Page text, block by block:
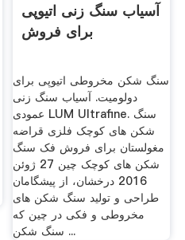
آسیاب سنگ زنی اتیوپی
برای فروش
سنگ شکن مخروطی اتیوپی برای
دولومیت. آسیاب سنگ زنی
عمودی LUM Ultrafine. سنگ
شکن های کوچک فلزی قراضه
مغولستان برای فروش فک سنگ
شکن های کوچک چین 27 ژوئن
2016 درخشان، از پیشگامان
طراحی و تولید سنگ شکن های
مخروطی و فکی در چین که
سنگ شکن ...